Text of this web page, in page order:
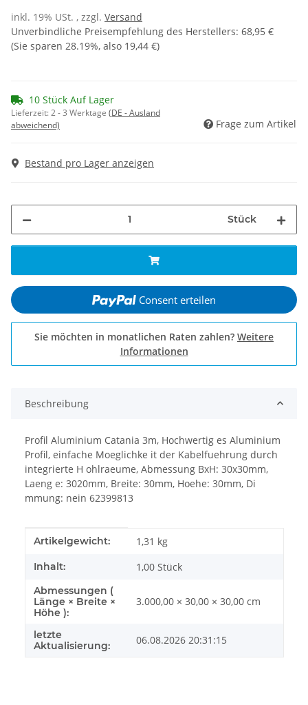
inkl. 19% USt. , zzgl. Versand
Unverbindliche Preisempfehlung des Herstellers: 68,95 €
(Sie sparen 28.19%, also 19,44 €)
10 Stück Auf Lager
Lieferzeit:2 - 3 Werktage (DE - Ausland
abweichend)
Frage zum Artikel
Bestand pro Lager anzeigen
Stück
Consent erteilen
Sie möchten in monatlichen Raten zahlen? Weitere
Informationen
Beschreibung
Profil Aluminium Catania 3m, Hochwertig es Aluminium
Profil, einfache Moeglichke it der Kabelfuehrung durch
integrierte H ohlraeume, Abmessung BxH: 30x30mm,
Laeng e: 3020mm, Breite: 30mm, Hoehe: 30mm, Di
mmung: nein 62399813
Produkteigenschaft
Wert
Artikelgewicht: 1,31 kg
Inhalt: 1,00 Stück
Abmessungen (
Länge × Breite ×
Höhe ):
3.000,00 × 30,00 × 30,00 cm
letzte
Aktualisierung:
06.08.2026 20:31:15